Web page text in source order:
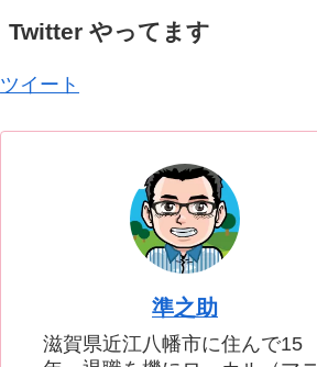
Twitter やってます
ツイート
準之助
滋賀県近江八幡市に住んで15